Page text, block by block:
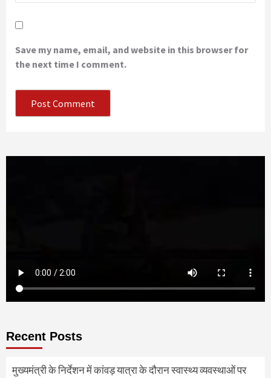
Save my name, email, and website in this browser for
the next time I comment.
Recent Posts
मुख्यमंत्री के निर्देशन में कांवड़ यात्रा के दौरान स्वास्थ्य व्यवस्थाओं पर